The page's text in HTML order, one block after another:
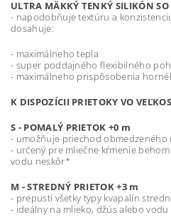
ULTRA MÄKKÝ TENKÝ SILIKÓN
- napodobňuje textúru a
dosahuje:
- maximálneho tepla
- super poddajného flexibilného
- maximálneho prispôsobenia
K DISPOZÍCII PRIETOKY VO
S - POMALÝ PRIETOK +0 m
- umožňuje priechod obmedzeného
- určený pre mliečne kŕmenie
vodu neskôr*
M - STREDNÝ PRIETOK +3 m
- prepustí všetky typy kvapalín
- ideálny na mlieko, džús alebo vodu